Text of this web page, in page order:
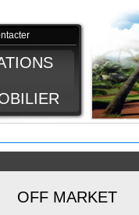
OFF MARKET